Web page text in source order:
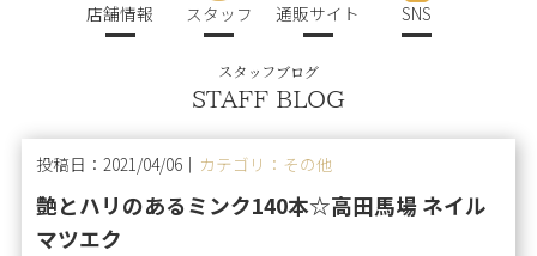
店舗情報 スタッフ 通販サイト SNS
スタッフブログ
STAFF BLOG
投稿日：2021/04/06｜ カテゴリ：その他
艶とハリのあるミンク140本☆高田馬場 ネイル
マツエク